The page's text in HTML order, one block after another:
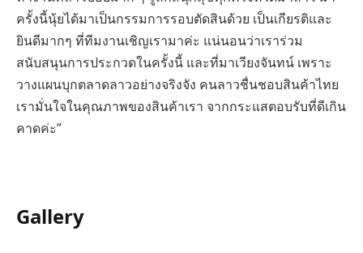
ครั้งนี้นุ้ยได้มาเป็นกรรมการรอบตัดสินด้วย เป็นเกียรติและ
ยินดีมากๆ ที่ทีมงานเชิญเรามาค่ะ แน่นอนว่าเราร่วม
สนับสนุนการประกวดในครั้งนี้ และที่มาเวียงจันทน์ เพราะ
วางแผนบุกตลาดลาวอย่างจริงจัง คนลาวชื่นชอบสินค้าไทย
เรามั่นใจในคุณภาพของสินค้าเรา จากกระแสตอบรับที่ดีเกิน
คาดค่ะ”
Gallery